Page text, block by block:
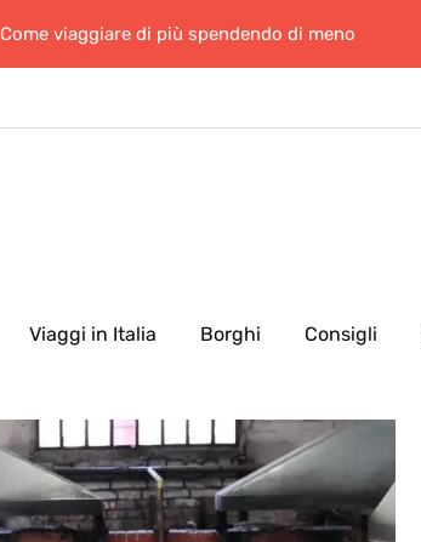
Come viaggiare di più spendendo di meno
Viaggi in Italia Borghi Consigli